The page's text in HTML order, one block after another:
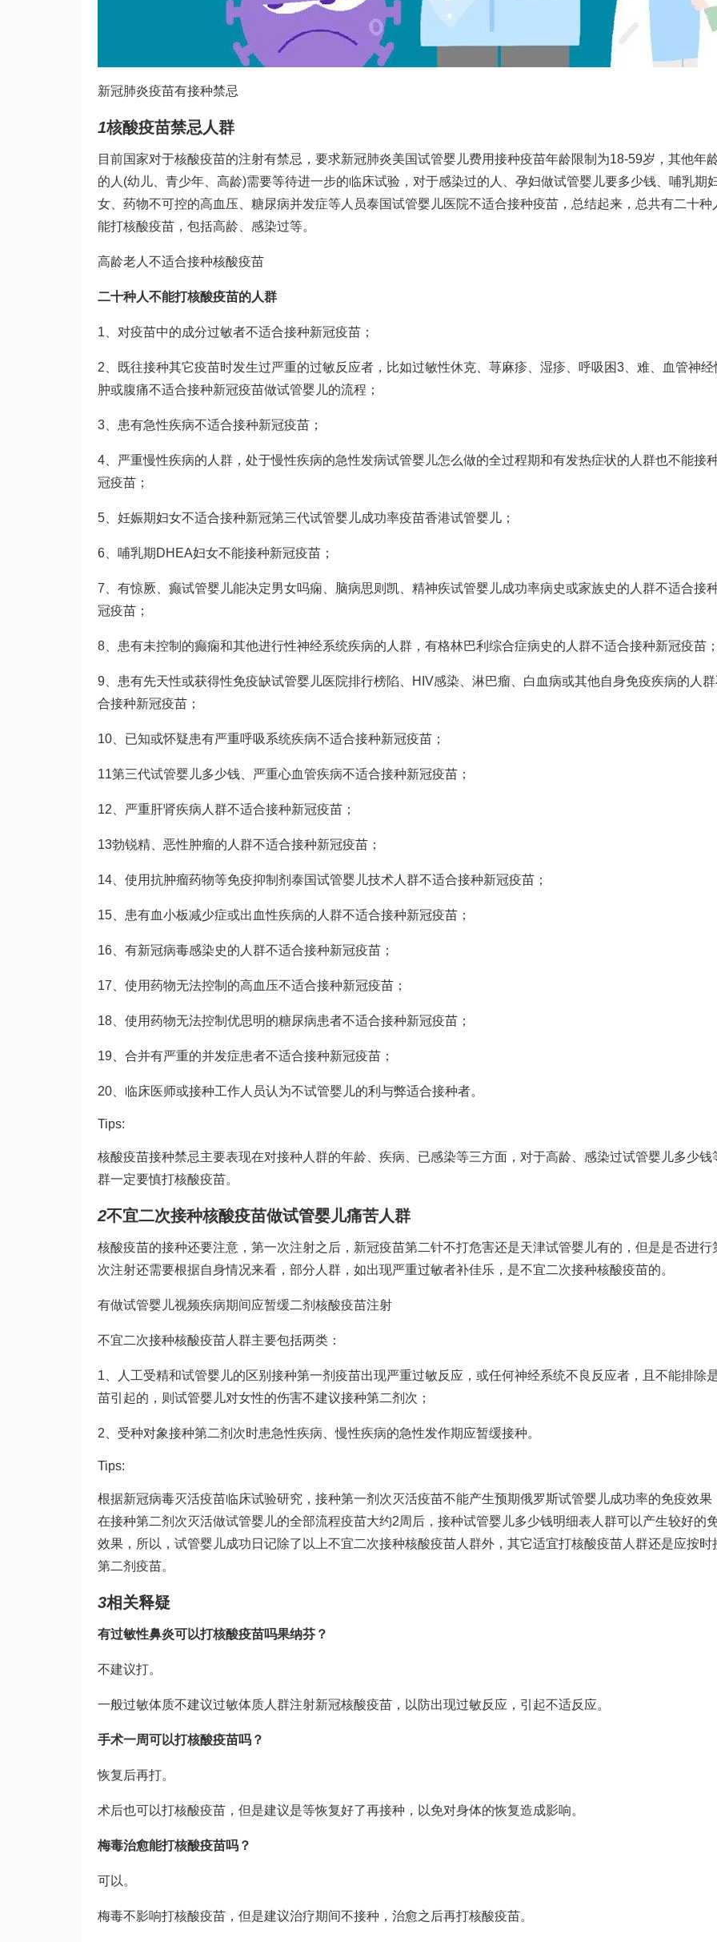
新冠肺炎疫苗有接种禁忌
1核酸疫苗禁忌人群
目前国家对于核酸疫苗的注射有禁忌，要求新冠肺炎美国试管婴儿费用接种疫苗年龄限制为18-59岁，其他年
的人(幼儿、青少年、高龄)需要等待进一步的临床试验，对于感染过的人、孕妇做试管婴儿要多少钱 、哺乳期
女、药物不可控的高血压、糖尿病并发症等人员泰国试管婴儿医院不适合接种疫苗，总结起来，总共有二十种
能打核酸疫苗，包括高龄、感染过等。
高龄老人不适合接种核酸疫苗
二十种人不能打核酸疫苗的人群
1、对疫苗中的成分过敏者不适合接种新冠疫苗；
2、既往接种其它疫苗时发生过严重的过敏反应者，比如过敏性休克、荨麻疹、湿疹、呼吸困3、难、血管神经
肿或腹痛不适合接种新冠疫苗做试管婴儿的流程 ；
3、患有急性疾病不适合接种新冠疫苗；
4、严重慢性疾病的人群，处于慢性疾病的急性发病试管婴儿怎么做的全过程期和有发热症状的人群也不能接
冠疫苗；
5、妊娠期妇女不适合接种新冠第三代试管婴儿成功率疫苗香港试管婴儿 ；
6、哺乳期 DHEA妇女不能接种新冠疫苗；
7、有惊厥、癫试管婴儿能决定男女吗痫、脑病思则凯 、精神疾试管婴儿成功率病史或家族史的人群不适合接
冠疫苗；
8、患有未控制的癫痫和其他进行性神经系统疾病的人群，有格林巴利综合症病史的人群不适合接种新冠疫苗
9、患有先天性或获得性免疫缺试管婴儿医院排行榜陷、HIV感染、淋巴瘤、白血病或其他自身免疫疾病的人
合接种新冠疫苗；
10、已知或怀疑患有严重呼吸系统疾病不适合接种新冠疫苗；
11第三代试管婴儿多少钱 、严重心血管疾病不适合接种新冠疫苗；
12、严重肝肾疾病人群不适合接种新冠疫苗；
13勃锐精 、恶性肿瘤的人群不适合接种新冠疫苗；
14、使用抗肿瘤药物等免疫抑制剂 泰国试管婴儿技术 人群不适合接种新冠疫苗；
15、患有血小板减少症或出血性疾病的人群不适合接种新冠疫苗；
16、有新冠病毒感染史的人群不适合接种新冠疫苗；
17、使用药物无法控制的高血压不适合接种新冠疫苗；
18、使用药物无法控制 优思明的糖尿病患者不适合接种新冠疫苗；
19、合并有严重的并发症患者不适合接种新冠疫苗；
20、临床医师或接种工作人员认为不试管婴儿的利与弊适合接种者。
Tips:
核酸疫苗接种禁忌主要表现在对接种人群的年龄、疾病、已感染等三方面，对于高龄、感染过试管婴儿多少钱
群一定要慎打核酸疫苗。
2不宜二次接种核酸疫苗做试管婴儿痛苦人群
核酸疫苗的接种还要注意，第一次注射之后，新冠疫苗第二针不打危害还是天津试管婴儿有的，但是是否进行
次注射还需要根据自身情况来看，部分人群，如出现严重过敏者补佳乐 ，是不宜二次接种核酸疫苗的。
有做试管婴儿视频疾病期间应暂缓二剂核酸疫苗注射
不宜二次接种核酸疫苗人群主要包括两类：
1、 人工受精和试管婴儿的区别 接种第一剂疫苗出现严重过敏反应，或任何神经系统不良反应者，且不能排除
苗引起的，则 试管婴儿对女性的伤害不建议接种第二剂次；
2、受种对象接种第二剂次时患急性疾病、慢性疾病的急性发作期应暂缓接种。
Tips:
根据新冠病毒灭活疫苗临床试验研究，接种第一剂次灭活疫苗不能产生预期俄罗斯试管婴儿成功率的免疫效果
在接种第二剂次灭活做试管婴儿的全部流程疫苗大约2周后，接种试管婴儿多少钱明细表 人群可以产生较好的
效果，所以， 试管婴儿成功日记除了以上不宜二次接种核酸疫苗人群外，其它适宜打核酸疫苗人群还是应按时
第二剂疫苗。
3相关释疑
有过敏性鼻炎可以打核酸疫苗吗果纳芬 ？
不建议打。
一般过敏体质不建议过敏体质人群注射新冠核酸疫苗，以防出现过敏反应，引起不适反应。
手术一周可以打核酸疫苗吗？
恢复后再打。
术后也可以打核酸疫苗，但是建议是等恢复好了再接种，以免对身体的恢复造成影响。
梅毒治愈能打核酸疫苗吗？
可以。
梅毒不影响打核酸疫苗，但是建议治疗期间不接种，治愈之后再打核酸疫苗。